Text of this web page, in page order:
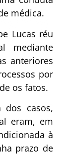
médica.
Lucas réu
mediante
anteriores
por
os fatos.
dos casos,
eram, em
à
prazo de